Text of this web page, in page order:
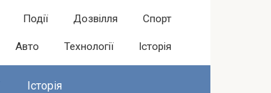
Події Дозвілля Спорт
Авто Технології Історія
Історія